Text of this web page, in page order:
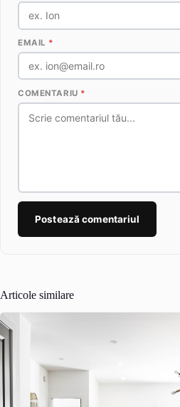
EMAIL *
COMENTARIU *
Postează comentariul
Articole similare